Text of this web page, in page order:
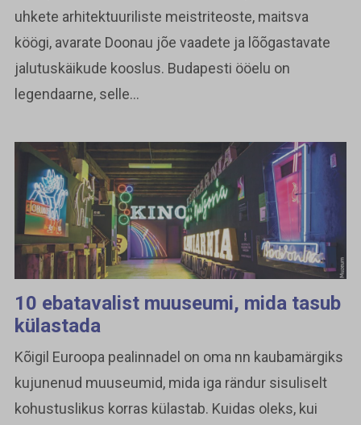
uhkete arhitektuuriliste meistriteoste, maitsva
köögi, avarate Doonau jõe vaadete ja lõõgastavate
jalutuskäikude kooslus. Budapesti ööelu on
legendaarne, selle...
10 ebatavalist muuseumi, mida tasub
külastada
Kõigil Euroopa pealinnadel on oma nn kaubamärgiks
kujunenud muuseumid, mida iga rändur sisuliselt
kohustuslikus korras külastab. Kuidas oleks, kui